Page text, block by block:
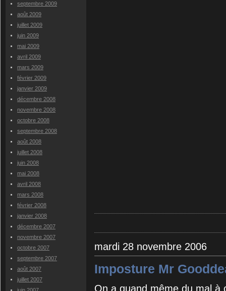
septembre 2009
août 2009
juillet 2009
juin 2009
mai 2009
avril 2009
mars 2009
février 2009
janvier 2009
décembre 2008
novembre 2008
octobre 2008
septembre 2008
août 2008
juillet 2008
juin 2008
mai 2008
avril 2008
mars 2008
février 2008
janvier 2008
décembre 2007
novembre 2007
octobre 2007
septembre 2007
août 2007
juillet 2007
mardi 28 novembre 2006
Imposture Mr
On a quand même du mal à